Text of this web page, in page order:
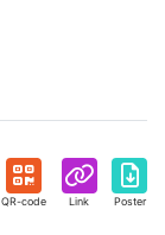
QR-code Link Poster